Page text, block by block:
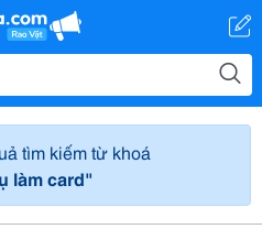
tìm kiếm từ khoá
làm card"